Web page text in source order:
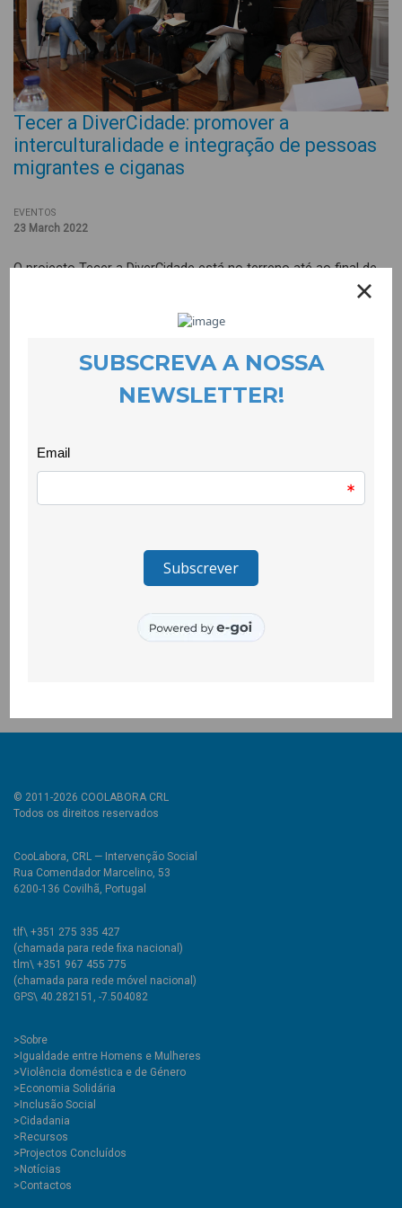
Tecer a DiverCidade: promover a
interculturalidade e integração de pessoas
migrantes e ciganas
EVENTOS
23 March 2022
O projecto Tecer a DiverCidade está no terreno até ao final de
2022 e tem como objectivos a criação de pontes relacionais,
a sociedade maioritária e as instituições sociais; a promoção
imigrantes e a promoção do diálogo intercultural e inclusivo.
Será desenvolvido em 4 grandes áreas, Educação, Habitação,
transversais, entre elas o Festival/Fórum da diversidade e da
Conta com uma equipa constituída por uma coordenadora,
Projeto de mediadores municipais e interculturais e na Covilhã
será dinamizado por uma parceria entre a Câmara Municipal da
© 2011-2026 COOLABORA CRL
Todos os direitos reservados
CooLabora, CRL — Intervenção Social
Rua Comendador Marcelino, 53
6200-136 Covilhã, Portugal
tlf\ +351 275 335 427
(chamada para rede fixa nacional)
tlm\ +351 967 455 775
(chamada para rede móvel nacional)
GPS\ 40.282151, -7.504082
>Sobre
>Igualdade entre Homens e Mulheres
>Violência doméstica e de Género
>Economia Solidária
>Inclusão Social
>Cidadania
>Recursos
>Projectos Concluídos
>Notícias
>Contactos